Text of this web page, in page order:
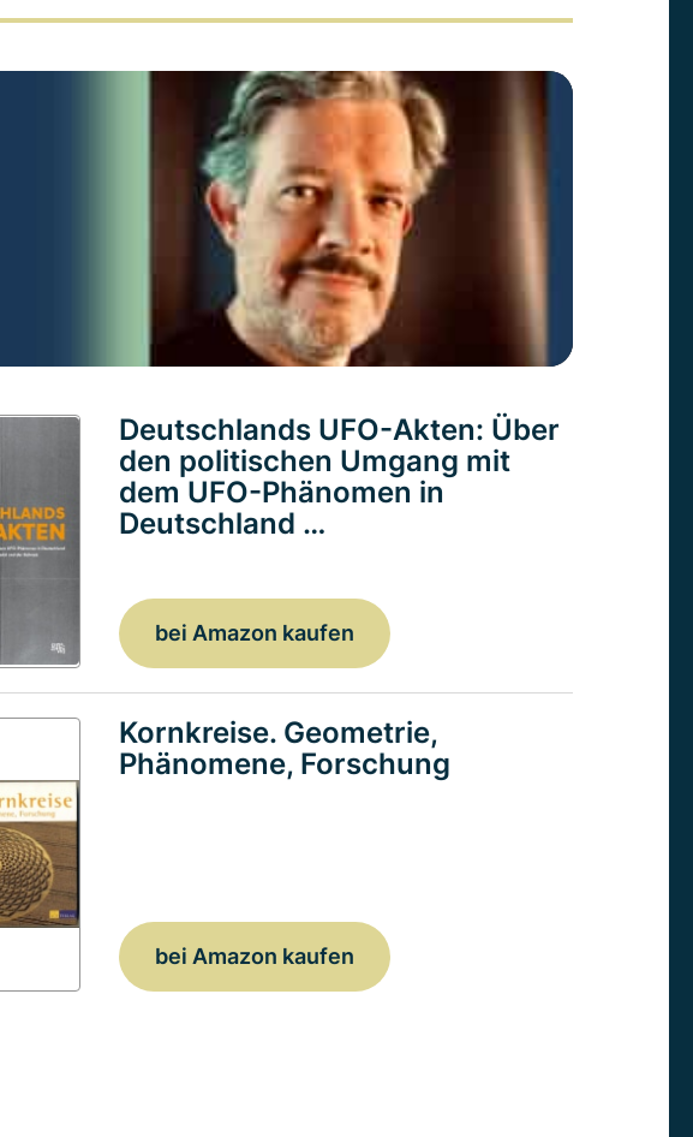
Deutschlands UFO-Akten: Über
den politischen Umgang mit
dem UFO-Phänomen in
Deutschland …
bei Amazon kaufen
Kornkreise. Geometrie,
Phänomene, Forschung
bei Amazon kaufen